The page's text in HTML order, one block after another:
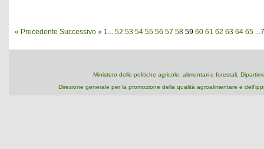
« Precedente Successivo » 1... 52 53 54 55 56 57 58 59 60 61 62 63 64 65 ...
Ministero delle politiche agricole, alimentari e forestali,
Direzione generale per la promozione della qualità agroalimentare e